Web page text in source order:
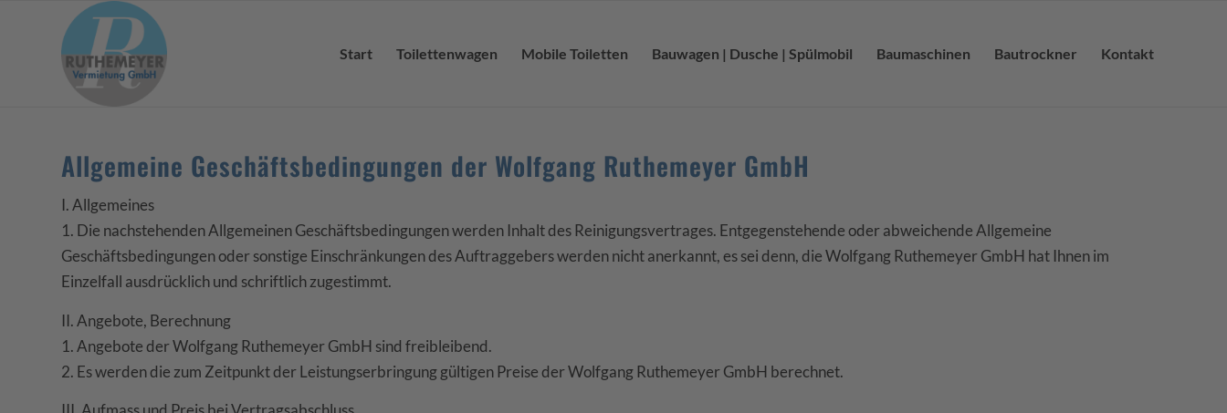
Start Toilettenwagen Mobile Toiletten Bauwagen | Dusche | Spülmobil Baumaschinen Bautrockner Kontakt
Allgemeine Geschäftsbedingungen der Wolfgang Ruthemeyer GmbH
I. Allgemeines
1. Die nachstehenden Allgemeinen Geschäftsbedingungen werden Inhalt des Reinigungsvertrages. Entgegenstehende oder abweichende Allgemeine
Geschäftsbedingungen oder sonstige Einschränkungen des Auftraggebers werden nicht anerkannt, es sei denn, die Wolfgang Ruthemeyer GmbH hat Ihnen im
Einzelfall ausdrücklich und schriftlich zugestimmt.
II. Angebote, Berechnung
1. Angebote der Wolfgang Ruthemeyer GmbH sind freibleibend.
2. Es werden die zum Zeitpunkt der Leistungserbringung gültigen Preise der Wolfgang Ruthemeyer GmbH berechnet.